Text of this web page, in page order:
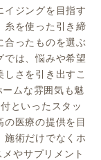
イジングを目指す
糸を使った引き締
合ったものを選ぶ
では、悩みや希望
さを引き出すこ
ムな雰囲気も魅
といったスタッ
医療の提供を目
施術だけでなくホ
やサプリメント